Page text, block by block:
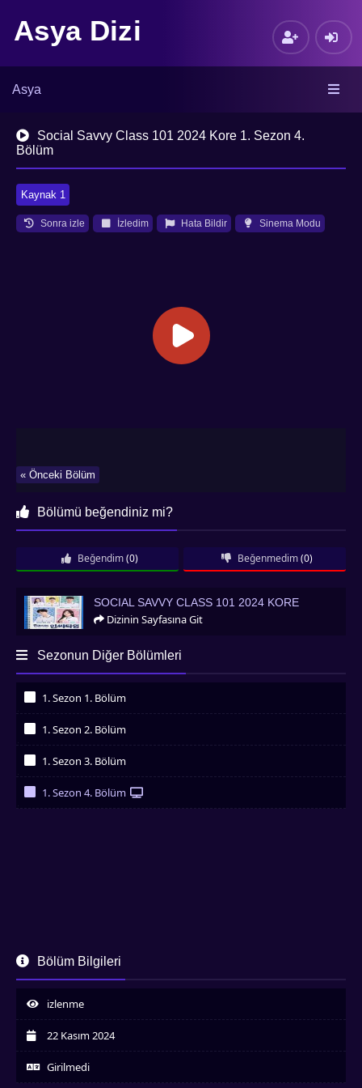
Asya Dizi
Asya
Social Savvy Class 101 2024 Kore 1. Sezon 4.
Bölüm
Kaynak 1
Sonra izle İzledim Hata Bildir Sinema Modu
« Önceki Bölüm
Bölümü beğendiniz mi?
Beğendim (0) Beğenmedim (0)
Social Savvy Class 101 2024 Kore
SOCIAL SAVVY CLASS 101 2024 KORE
Dizinin Sayfasına Git
Sezonun Diğer Bölümleri
1. Sezon 1. Bölüm
1. Sezon 2. Bölüm
1. Sezon 3. Bölüm
1. Sezon 4. Bölüm
Bölüm Bilgileri
izlenme
22 Kasım 2024
Girilmedi